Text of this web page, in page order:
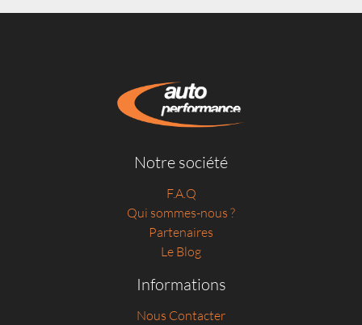
Notre société
F.A.Q
Qui sommes-nous ?
Partenaires
Le Blog
Informations
Nous Contacter